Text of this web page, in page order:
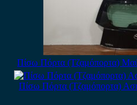
Πίσω Πόρτα (Τζαμόπορτα)
Πίσω Πόρτα (Τζαμόπορτα)